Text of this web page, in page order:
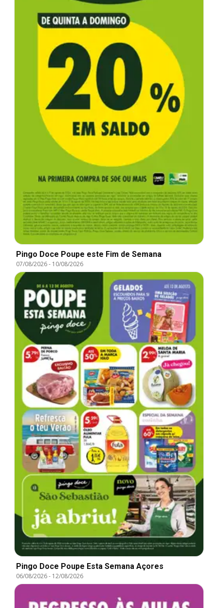
Pingo Doce Poupe este Fim de Semana
07/08/2026- 10/08/2026
Pingo Doce Poupe Esta Semana Açores
06/08/2026- 12/08/2026